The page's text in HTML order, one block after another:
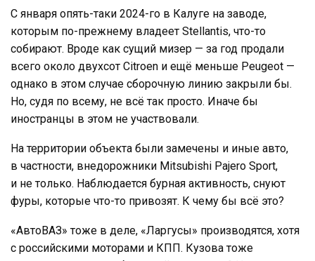
С января опять-таки 2024-го в Калуге на заводе,
которым по-прежнему владеет Stellantis, что-то
собирают. Вроде как сущий мизер — за год продали
всего около двухсот Citroen и ещё меньше Peugeot —
однако в этом случае сборочную линию закрыли бы.
Но, судя по всему, не всё так просто. Иначе бы
иностранцы в этом не участвовали.
На территории объекта были замечены и иные авто,
в частности, внедорожники Mitsubishi Pajero Sport,
и не только. Наблюдается бурная активность, снуют
фуры, которые что-то привозят. К чему бы всё это?
«АвтоВАЗ» тоже в деле, «Ларгусы» производятся, хотя
с российскими моторами и КПП. Кузова тоже